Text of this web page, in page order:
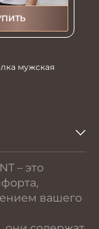
мужская
– это
вашего